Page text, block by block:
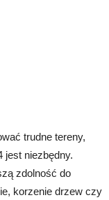
trudne tereny,
jest niezbędny.
zdolność do
korzenie drzew czy